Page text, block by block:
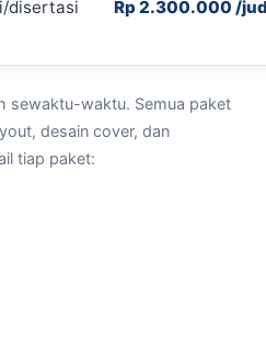
disertasi
Rp 2.300.000 /
sewaktu-waktu. Semua paket
desain cover, dan
tiap paket: